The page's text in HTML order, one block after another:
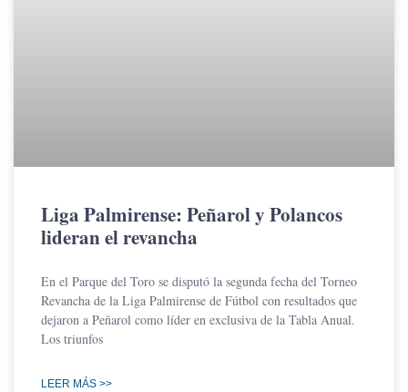
Liga Palmirense: Peñarol y Polancos
lideran el revancha
En el Parque del Toro se disputó la segunda fecha del Torneo
Revancha de la Liga Palmirense de Fútbol con resultados que
dejaron a Peñarol como líder en exclusiva de la Tabla Anual.
Los triunfos
LEER MÁS >>